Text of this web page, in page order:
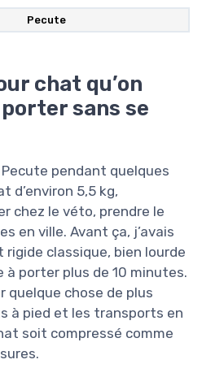
Pecute
chat qu’on
sans se
pendant quelques
d’environ 5,5 kg,
chez le véto, prendre le
en ville. Avant ça, j’avais
classique, bien lourde
porter plus de 10 minutes.
quelque chose de plus
à pied et les transports en
soit compressé comme